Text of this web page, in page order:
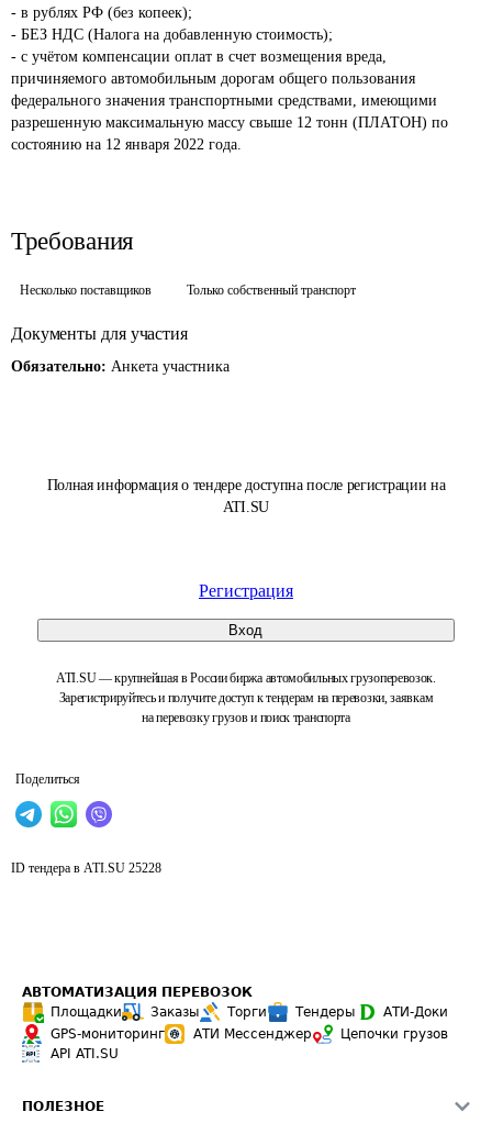
Полная информация о тендере доступна после регистрации на
ATI.SU
Регистрация
Вход
ATI.SU — крупнейшая в России биржа автомобильных грузоперевозок.
Зарегистрируйтесь и получите доступ к тендерам на перевозки, заявкам
на перевозку грузов и поиск транспорта
Поделиться
- в рублях РФ (без копеек);
- БЕЗ НДС (Налога на добавленную стоимость);
- с учётом компенсации оплат в счет возмещения вреда,
причиняемого автомобильным дорогам общего пользования
федерального значения транспортными средствами, имеющими
разрешенную максимальную массу свыше 12 тонн (ПЛАТОН) по
состоянию на 12 января 2022 года.
Требования
Несколько поставщиков Только собственный транспорт
Документы для участия
Обязательно: Анкета участника
ID тендера в ATI.SU 25228
АВТОМАТИЗАЦИЯ ПЕРЕВОЗОК
Площадки
Заказы Торги Тендеры
АТИ-Доки
GPS-мониторинг
АТИ Мессенджер
Цепочки грузов
API ATI.SU
ПОЛЕЗНОЕ